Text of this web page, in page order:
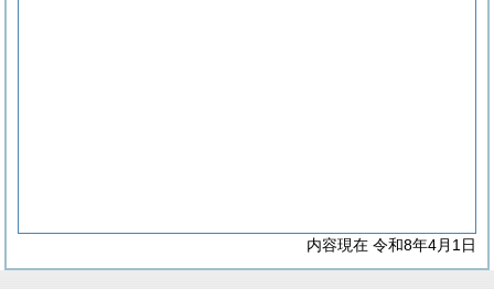
内容現在 令和8年4月1日